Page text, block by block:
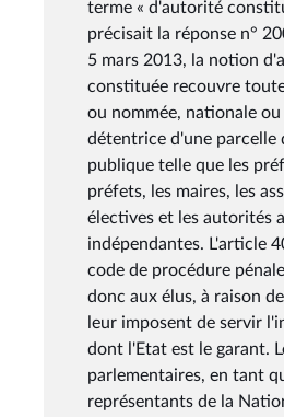
terme « d'autorité
précisait la réponse n°
5 mars 2013, la notion
constituée recouvre
ou nommée, nationale ou
détentrice d'une parcelle
publique telle que les
préfets, les maires, les
électives et les autorités
indépendantes. L'article
code de procédure
donc aux élus, à raison
leur imposent de servir
dont l'Etat est le garant.
parlementaires, en tant
représentants de la